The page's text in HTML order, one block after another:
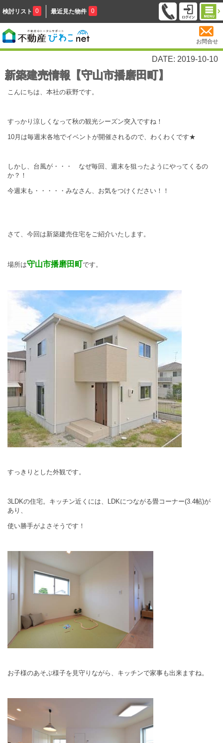
検討リスト 0 最近見た物件 0
お問合せ
DATE: 2019-10-10
新築建売情報【守山市播磨田町】
こんにちは、本社の萩野です。
すっかり涼しくなって秋の観光シーズン突入ですね！
10月は毎週末各地でイベントが開催されるので、わくわくです★
しかし、台風が・・・ なぜ毎回、週末を狙ったようにやってくるの
か？！
今週末も・・・・・みなさん、お気をつけください！！
さて、今回は新築建売住宅をご紹介いたします。
場所は守山市播磨田町です。
すっきりとした外観です。
3LDKの住宅。キッチン近くには、LDKにつながる畳コーナー(3.4帖)が
あり、
使い勝手がよさそうです！
お子様のあそぶ様子を見守りながら、キッチンで家事も出来ますね。